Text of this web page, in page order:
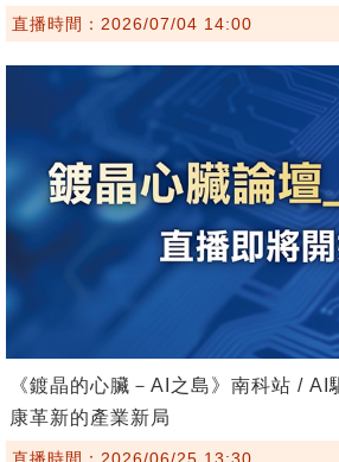
直播時間：2026/07/04 14:00
《鍍晶的心臟－AI之島》南科站 / AI
康革新的產業新局
直播時間：2026/06/25 13:30